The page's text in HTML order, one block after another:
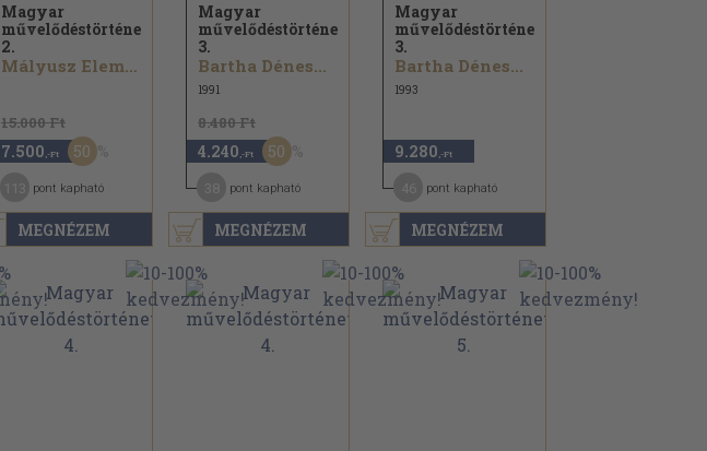
MEGNÉZEM
Magyar
művelődéstörténet
2.
Mályusz Elemér...
15.000 Ft
7.500 ,-Ft 50
pont kapható
MEGNÉZEM
Magyar
művelődéstörténet
3.
Bartha Dénes...
1991
8.480 Ft
4.240 ,-Ft 50
pont kapható
MEGNÉZEM
Magyar
művelődéstörténet
3.
Bartha Dénes...
1993
9.280 ,-Ft
pont kapható